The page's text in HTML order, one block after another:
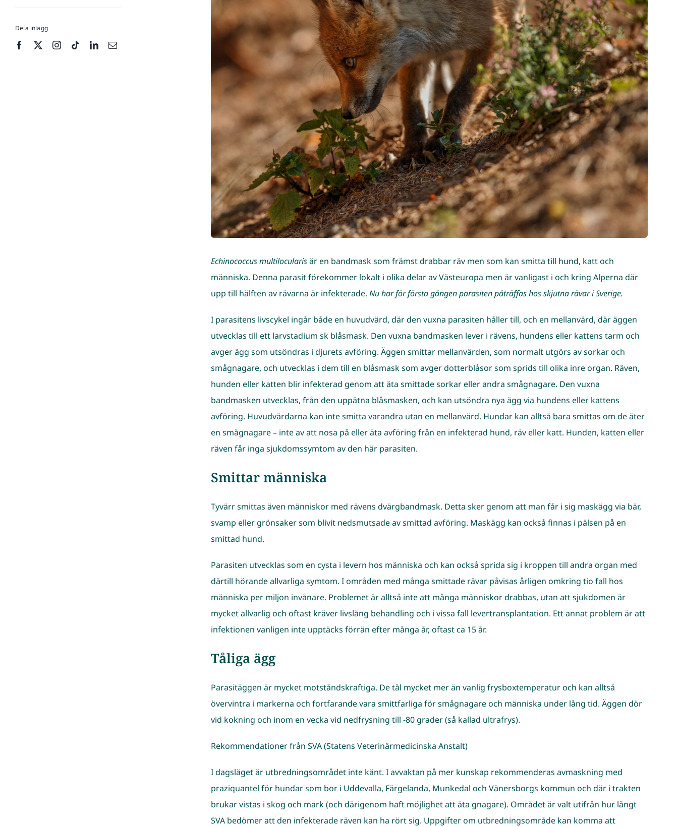
Dela inlägg
Echinococcus multilocularisär en bandmask som främst drabbar räv men som kan smitta till hund, katt och
människa. Denna parasit förekommer lokalt i olika delar av Västeuropa men är vanligast i och kring Alperna där
upp till hälften av rävarna är infekterade.Nu har för första gången parasiten påträffas hos skjutna rävar i Sverige.
I parasitens livscykel ingår både en huvudvärd, där den vuxna parasiten håller till, och en mellanvärd, där äggen
utvecklas till ett larvstadium sk blåsmask. Den vuxna bandmasken lever i rävens, hundens eller kattens tarm och
avger ägg som utsöndras i djurets avföring. Äggen smittar mellanvärden, som normalt utgörs av sorkar och
smågnagare, och utvecklas i dem till en blåsmask som avger dotterblåsor som sprids till olika inre organ. Räven,
hunden eller katten blir infekterad genom att äta smittade sorkar eller andra smågnagare. Den vuxna
bandmasken utvecklas, från den uppätna blåsmasken, och kan utsöndra nya ägg via hundens eller kattens
avföring. Huvudvärdarna kan inte smitta varandra utan en mellanvärd. Hundar kan alltså bara smittas om de äter
en smågnagare – inte av att nosa på eller äta avföring från en infekterad hund, räv eller katt. Hunden, katten eller
räven får inga sjukdomssymtom av den här parasiten.
Smittar människa
Tyvärr smittas även människor med rävens dvärgbandmask. Detta sker genom att man får i sig maskägg via bär,
svamp eller grönsaker som blivit nedsmutsade av smittad avföring. Maskägg kan också finnas i pälsen på en
smittad hund.
Parasiten utvecklas som en cysta i levern hos människa och kan också sprida sig i kroppen till andra organ med
därtill hörande allvarliga symtom. I områden med många smittade rävar påvisas årligen omkring tio fall hos
människa per miljon invånare. Problemet är alltså inte att många människor drabbas, utan att sjukdomen är
mycket allvarlig och oftast kräver livslång behandling och i vissa fall levertransplantation. Ett annat problem är att
infektionen vanligen inte upptäcks förrän efter många år, oftast ca 15 år.
Tåliga ägg
Parasitäggen är mycket motståndskraftiga. De tål mycket mer än vanlig frysboxtemperatur och kan alltså
övervintra i markerna och fortfarande vara smittfarliga för smågnagare och människa under lång tid. Äggen dör
vid kokning och inom en vecka vid nedfrysning till -80 grader (så kallad ultrafrys).
Rekommendationer från SVA (Statens Veterinärmedicinska Anstalt)
I dagsläget är utbredningsområdet inte känt. I avvaktan på mer kunskap rekommenderas avmaskning med
praziquantel för hundar som bor i Uddevalla, Färgelanda, Munkedal och Vänersborgs kommun och där i trakten
brukar vistas i skog och mark (och därigenom haft möjlighet att äta gnagare). Området är valt utifrån hur långt
SVA bedömer att den infekterade räven kan ha rört sig. Uppgifter om utbredningsområde kan komma att